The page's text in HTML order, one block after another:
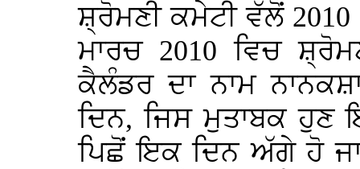
ਸ਼੍ਰੋਮਣੀ ਕਮੇਟੀ ਵੱਲੋਂ
ਮਾਰਚ 2010 ਵਿਚ
ਕੈਲੰਡਰ ਦਾ ਨਾਮ
ਦਿਨ, ਜਿਸ ਮੁਤਾਬਕ ਹੁਣ
ਪਿਛੋਂ ਇਕ ਦਿਨ ਅੱਗੇ ਹੋ